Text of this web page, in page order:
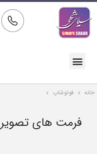
خانه فوتوشاپ
فرمت های تصویر